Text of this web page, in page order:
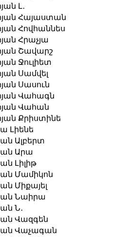
Լ․
Հայաստան
Հովհաննես
Հրաչյա
Շավարշ
Ջուլիետ
Սամվել
Սասուն
Վահագն
Վահան
Քրիստինե
Լիենե
Ալբերտ
Արա
Լիլիթ
Մամիկոն
Միքայել
Նաիրա
Ն․
Վազգեն
Վաչագան